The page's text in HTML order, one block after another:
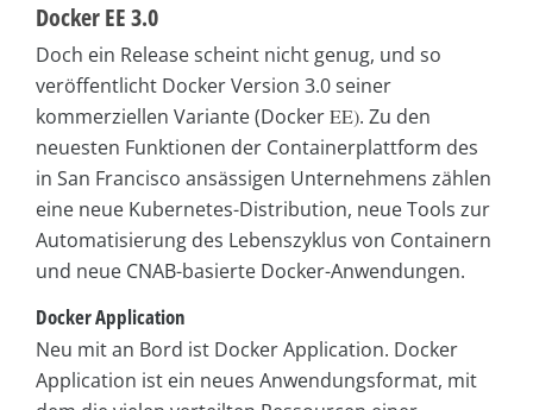
Docker EE 3.0
Doch ein Release scheint nicht genug, und so
veröffentlicht Docker Version 3.0 seiner
kommerziellen Variante (DockerEE). Zu den
neuesten Funktionen der Containerplattform des
in San Francisco ansässigen Unternehmens zählen
eine neue Kubernetes-Distribution, neue Tools zur
Automatisierung des Lebenszyklus von Containern
und neue CNAB-basierte Docker-Anwendungen.
Docker Application
Neu mit an Bord ist Docker Application. Docker
Application ist ein neues Anwendungsformat, mit